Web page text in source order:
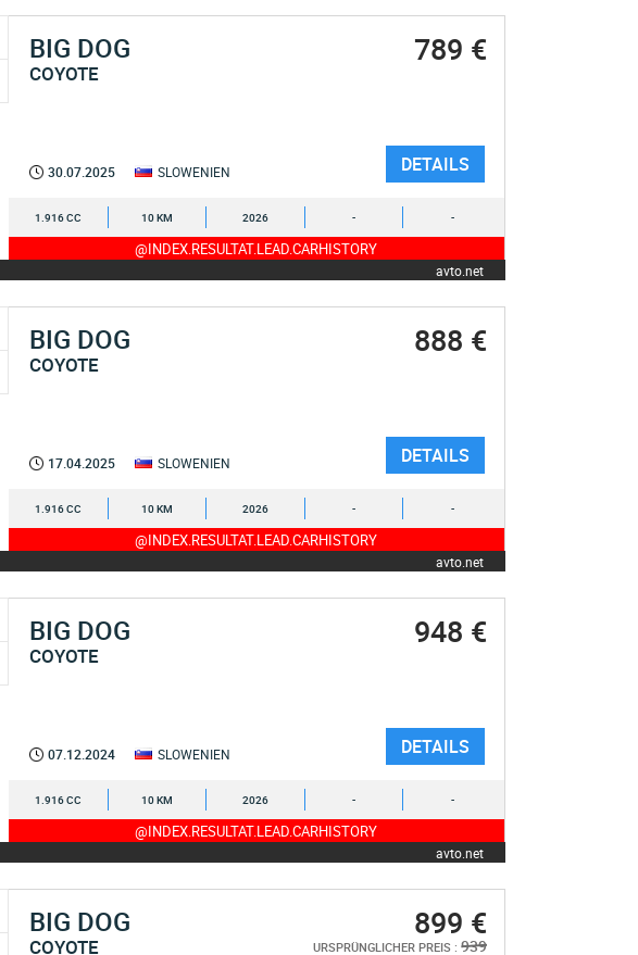
BIG DOG
COYOTE
789 €
30.07.2025 SLOWENIEN DETAILS
1.916 CC 10 KM 2026 - -
@INDEX.RESULTAT.LEAD.CARHISTORY
avto.net
BIG DOG
COYOTE
888 €
17.04.2025 SLOWENIEN DETAILS
1.916 CC 10 KM 2026 - -
@INDEX.RESULTAT.LEAD.CARHISTORY
avto.net
BIG DOG
COYOTE
948 €
07.12.2024 SLOWENIEN DETAILS
1.916 CC 10 KM 2026 - -
@INDEX.RESULTAT.LEAD.CARHISTORY
avto.net
BIG DOG
COYOTE
899 €
URSPRÜNGLICHER PREIS : 939